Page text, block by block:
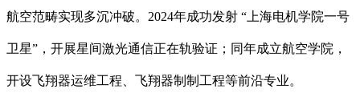
航空范畴实现多沉冲破。2024年成功发射 “上海电机学院一号
卫星”，开展星间激光通信正在轨验证；同年成立航空学院，
开设飞翔器运维工程、飞翔器制制工程等前沿专业。